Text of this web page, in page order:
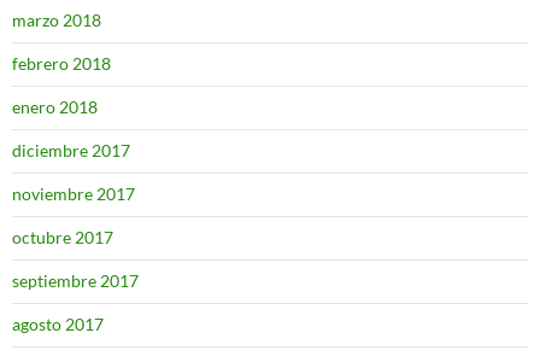
marzo 2018
febrero 2018
enero 2018
diciembre 2017
noviembre 2017
octubre 2017
septiembre 2017
agosto 2017